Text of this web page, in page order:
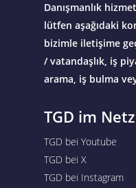
Danışmanlık
lütfen aşağıdaki
bizimle iletişime
/ vatandaşlık, iş
arama, iş bulma
TGD im Netz
TGD bei Youtube
TGD bei X
TGD bei Instagram